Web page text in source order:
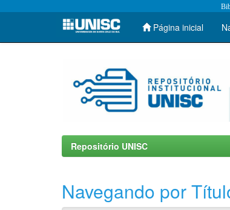
Skip
Página inicial
Repositório UNISC
Navegando por